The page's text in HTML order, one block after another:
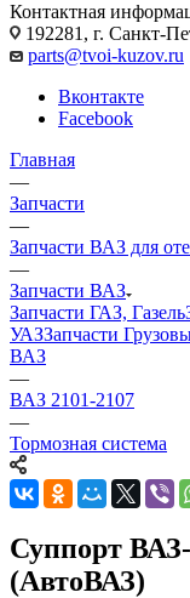
Контактная
192281, г. Санкт-
parts@tvoi-kuzov.ru
Вконтакте
Facebook
Главная
—
Запчасти
—
Запчасти ВАЗ для
—
Запчасти ВАЗ
Запчасти ГАЗ, Газель
УАЗЗапчасти
ВАЗ
—
ВАЗ 2101-2107
—
Тормозная система
Суппорт
(АвтоВАЗ)